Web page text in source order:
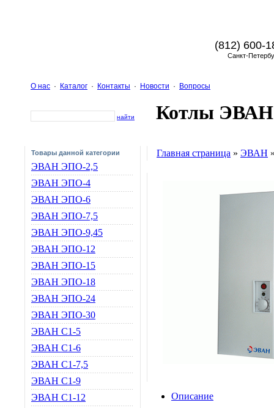
(812) 600-
Санкт-
О нас · Каталог · Контакты · Новости · Вопросы
найти Котлы ЭВАН
Товары данной категории
ЭВАН ЭПО-2,5
ЭВАН ЭПО-4
ЭВАН ЭПО-6
ЭВАН ЭПО-7,5
ЭВАН ЭПО-9,45
ЭВАН ЭПО-12
ЭВАН ЭПО-15
ЭВАН ЭПО-18
ЭВАН ЭПО-24
ЭВАН ЭПО-30
ЭВАН С1-5
ЭВАН С1-6
ЭВАН С1-7,5
ЭВАН С1-9
ЭВАН С1-12
Главная страница » ЭВАН
Описание